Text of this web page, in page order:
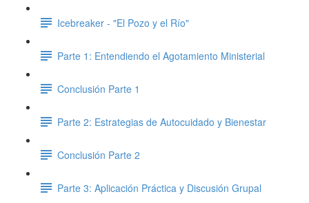
Icebreaker - "El Pozo y el Río"
Parte 1: Entendiendo el Agotamiento Ministerial
Conclusión Parte 1
Parte 2: Estrategias de Autocuidado y Bienestar
Conclusión Parte 2
Parte 3: Aplicación Práctica y Discusión Grupal